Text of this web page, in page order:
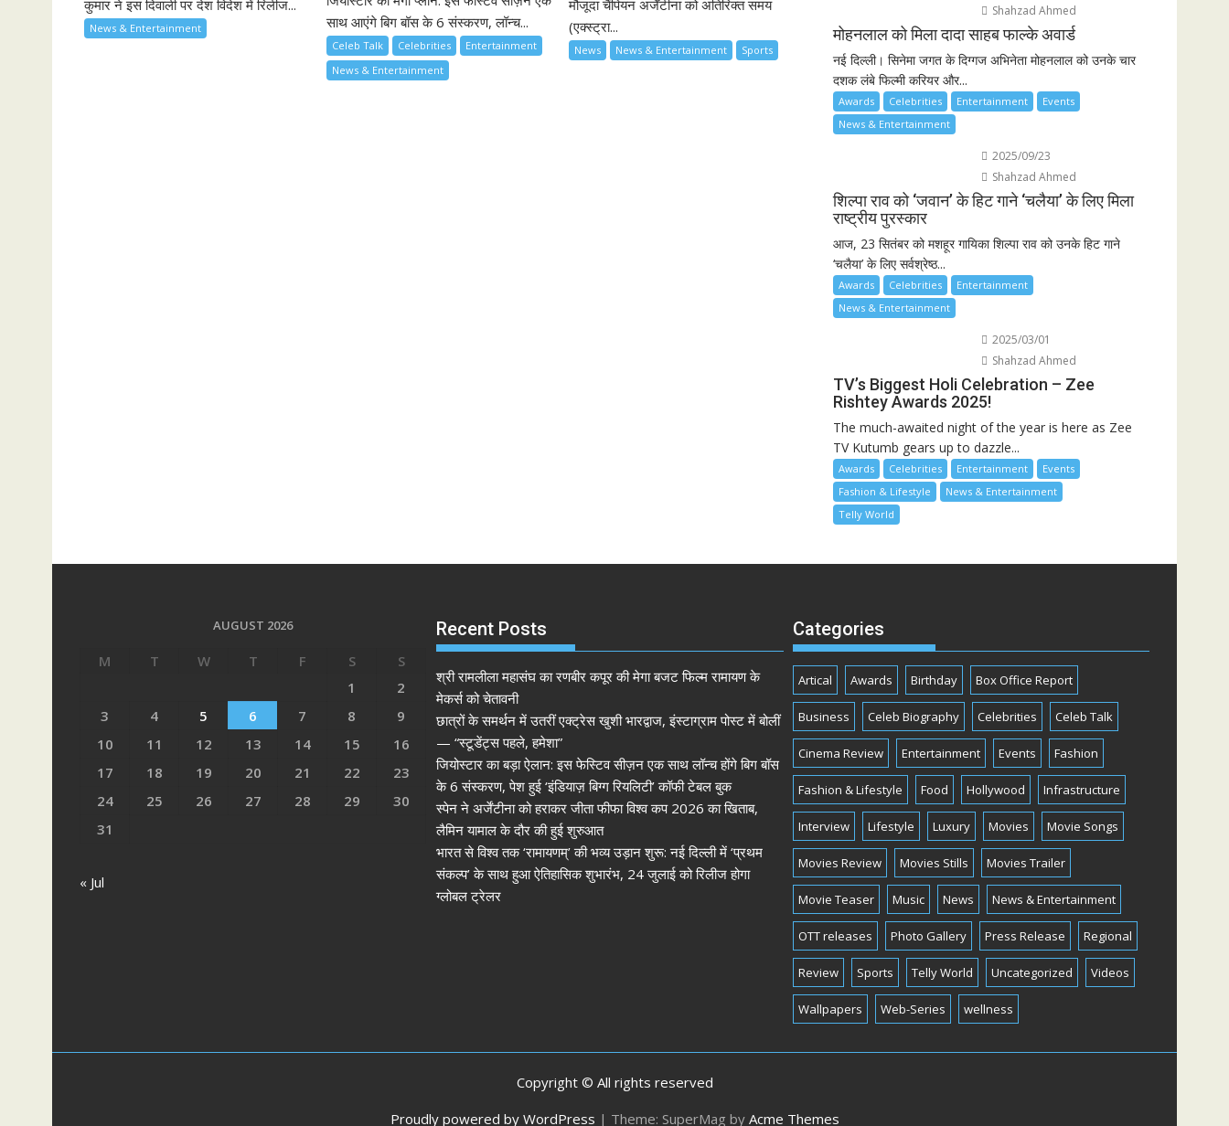
कुमार ने इस दिवाली पर देश विदेश में रिलीज...
News & Entertainment
साथ आएंगे बिग बॉस के 6 संस्करण, लॉन्च...
Celeb Talk Celebrities
Entertainment
News & Entertainment
मौजूदा चैंपियन अर्जेंटीना को अतिरिक्त समय
(एक्स्ट्रा...
News News & Entertainment Sports
Shahzad Ahmed
मोहनलाल को मिला दादा साहब फाल्के अवार्ड
नई दिल्ली। सिनेमा जगत के दिग्गज अभिनेता मोहनलाल को उनके चार
दशक लंबे फिल्मी करियर और...
Awards Celebrities Entertainment
Events
News & Entertainment
2025/09/23
Shahzad Ahmed
शिल्पा राव को ‘जवान’ के हिट गाने ‘चलैया’ के लिए मिला
राष्ट्रीय पुरस्कार
आज, 23 सितंबर को मशहूर गायिका शिल्पा राव को उनके हिट गाने
‘चलैया’ के लिए सर्वश्रेष्ठ...
Awards Celebrities
Entertainment
News & Entertainment
2025/03/01
Shahzad Ahmed
TV’s Biggest Holi Celebration – Zee
Rishtey Awards 2025!
The much-awaited night of the year is here as Zee
TV Kutumb gears up to dazzle...
Awards Celebrities Entertainment
Events
Fashion & Lifestyle
News & Entertainment
Telly World
AUGUST 2026
M T W T F S
S
1
2
3
4 5 6 7 8
9
10
11 12 13 14 15
16
17
18 19 20 21 22
23
24
25 26 27 28 29
30
31
« Jul
Recent Posts
श्री रामलीला महासंघ का रणबीर कपूर की मेगा बजट फिल्म रामायण के
मेकर्स को चेतावनी
छात्रों के समर्थन में उतरीं एक्ट्रेस खुशी भारद्वाज, इंस्टाग्राम पोस्ट में बोलीं
— “स्टूडेंट्स पहले, हमेशा”
जियोस्टार का बड़ा ऐलान: इस फेस्टिव सीज़न एक साथ लॉन्च होंगे बिग बॉस
के 6 संस्करण, पेश हुई ‘इंडियाज़ बिग्ग रियलिटी’ कॉफी टेबल बुक
स्पेन ने अर्जेंटीना को हराकर जीता फीफा विश्व कप 2026 का खिताब,
लैमिन यामाल के दौर की हुई शुरुआत
भारत से विश्व तक ‘रामायणम्’ की भव्य उड़ान शुरू: नई दिल्ली में ‘प्रथम
संकल्प’ के साथ हुआ ऐतिहासिक शुभारंभ, 24 जुलाई को रिलीज होगा
ग्लोबल ट्रेलर
Categories
Artical Awards Birthday Box Office Report
Business Celeb Biography Celebrities Celeb Talk
Cinema Review Entertainment Events Fashion
Fashion & Lifestyle Food Hollywood Infrastructure
Interview Lifestyle Luxury Movies Movie Songs
Movies Review Movies Stills Movies Trailer
Movie Teaser Music News News & Entertainment
OTT releases Photo Gallery Press Release Regional
Review Sports Telly World Uncategorized Videos
Wallpapers Web-Series wellness
Copyright © All rights reserved
Proudly powered by WordPress | Theme: SuperMag by Acme Themes